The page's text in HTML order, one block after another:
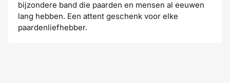
bijzondere band die paarden en mensen al eeuwen
lang hebben. Een attent geschenk voor elke
paardenliefhebber.